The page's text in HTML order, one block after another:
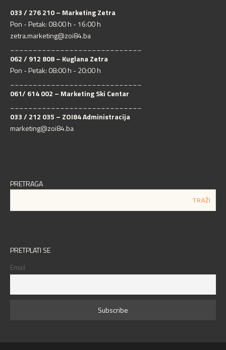
033 / 276 210 – Marketing Zetra
Pon - Petak: 08:00 h - 16:00 h
zetra.marketing@zoi84.ba
062 / 912 808 – Kuglana Zetra
Pon - Petak: 08:00 h - 20:00 h
061/ 614 002 – Marketing Ski Centar
033 / 212 035 – ZOI84 Administracija
marketing@zoi84.ba
PRETRAGA
PRETPLATI SE
Email